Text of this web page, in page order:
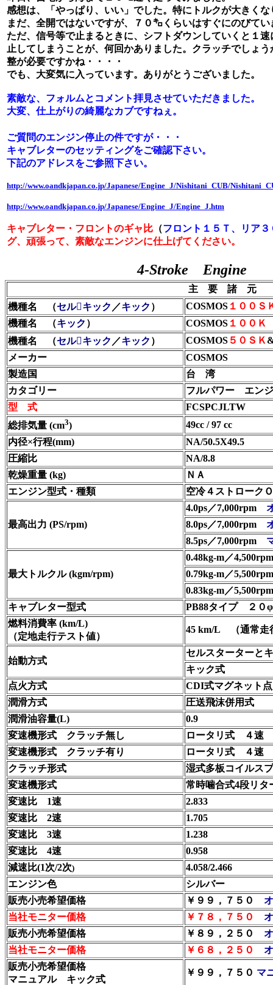
感想は、「やっぱり、いい」でした。特にトルクが大きく
まだ、全開ではないですが、７０㌔くらいはすぐにのびてい
ただ、信号等で止まるときに、シフトダウンしていくと１
止してしまうことが、何回かありました。クラッチでしょ
整が必要ですかね・・・・
でも、大変気に入っています。ありがとうございました。
素敵な、フォルムとコメント拝見させていただきました。
大変、仕上がりの綺麗なカブですねぇ。
ご質問のエンジン停止の件ですが・・・
キャブレターのセッティングをご確認下さい。
下記のアドレスをご参照下さい。
http://www.oandkjapan.co.jp/Japanese/Engine_J/Nishitani_CUB/
http://www.oandkjapan.co.jp/Japanese/Engine_J/Engine_J.htm
キャブレター・フロントのギャ比 （フロント１５Ｔ、リア３
グ、頑張って、素敵なエンジンに仕上げてください。
4-Stroke Engine
主 要 諸 元
機種名 （セルキック ／キック ） COSMOS １００Ｓ
機種名 （キック ） COSMOS １００Ｋ
機種名 （セルキック ／キック ） COSMOS ５０ＳＫ
メーカー
COSMOS
製造国
台 湾
カタゴリー
フルパワー エン
型 式
FCSPCJLTW
総排気量 (cm3)
49cc / 97 cc
内径×行程(mm)
NA/50.5X49.5
圧縮比
NA/8.8
乾燥重量 (kg)
ＮＡ
エンジン型式・種類
空冷４ストローク
最高出力 (PS/rpm)
4.0ps／7,000rpm
8.0ps／7,000rpm
8.5ps／7,000rpm
最大トルクル (kgm/rpm)
0.48kg-m／
0.79kg-m／
0.83kg-m／5,500rpm
キャブレター型式
PB88タイプ
２０φ
燃料消費率 (km/L)
（定地走行テスト値）
45 km/L （通常
始動方式
セルスターターと
キック式
点火方式
CDI式マグネット
潤滑方式
圧送飛沫併用式
潤滑油容量(L)
0.9
変速機形式 クラッチ無し
ロータリ式 ４速
変速機形式 クラッチ有り
ロータリ式 ４速
クラッチ形式
湿式多板コイルス
変速機形式
常時噛合式4段リタ
変速比 1速
2.833
変速比 2速
1.705
変速比 3速
1.238
変速比 4速
0.958
減速比(1次/2次)
4.058/2.466
エンジン色
シルバー
販売小売希望価格
￥９９，７５０
当社モニター価格
￥７８，７５０
販売小売希望価格
￥８９，２５０
当社モニター価格
￥６８，２５０
販売小売希望価格
マニュアル キック式
￥９９，７５０ マ